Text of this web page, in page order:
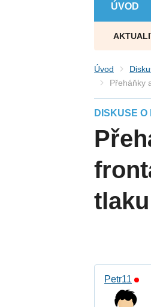
ÚVOD
Úvod
Přeháňky
DISKUSE O
Petr11